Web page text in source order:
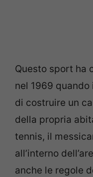
Questo sport ha
nel 1969 quando
di costruire un
della propria
tennis, il
all’interno
anche le regole